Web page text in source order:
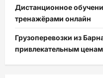
Дистанционное
тренажёрами онлайн
Грузоперевозки из
привлекательным ценам